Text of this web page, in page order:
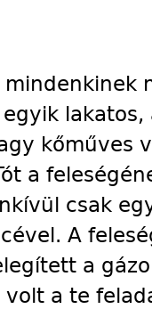
kőműves
a
csak
A
a
volt a te